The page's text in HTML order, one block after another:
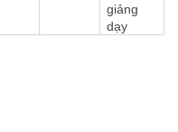
giảng
dạy